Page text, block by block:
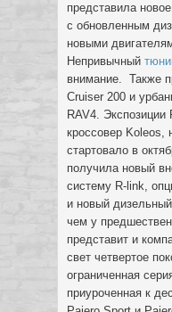
представила
c обновленным
новыми
Непривычный
внимание. Также
Cruiser 200 и
RAV4.
кроссовер Koleos,
стартовало в
получила новый
систему R-link,
и новый
чем у
представит и
свет четвертое
ограниченная
приуроченная к